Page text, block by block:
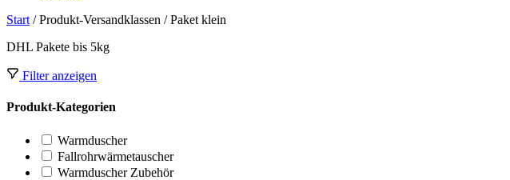
Start / Produkt-Versandklassen / Paket klein
DHL Pakete bis 5kg
Filter anzeigen
Produkt-Kategorien
Warmduscher
Fallrohrwärmetauscher
Warmduscher Zubehör